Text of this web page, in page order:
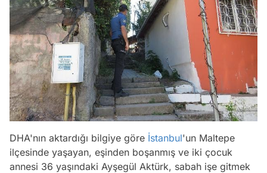
DHA'nın aktardığı bilgiye göre İstanbul'un Maltepe
ilçesinde yaşayan, eşinden boşanmış ve iki çocuk
annesi 36 yaşındaki Ayşegül Aktürk, sabah işe gitmek